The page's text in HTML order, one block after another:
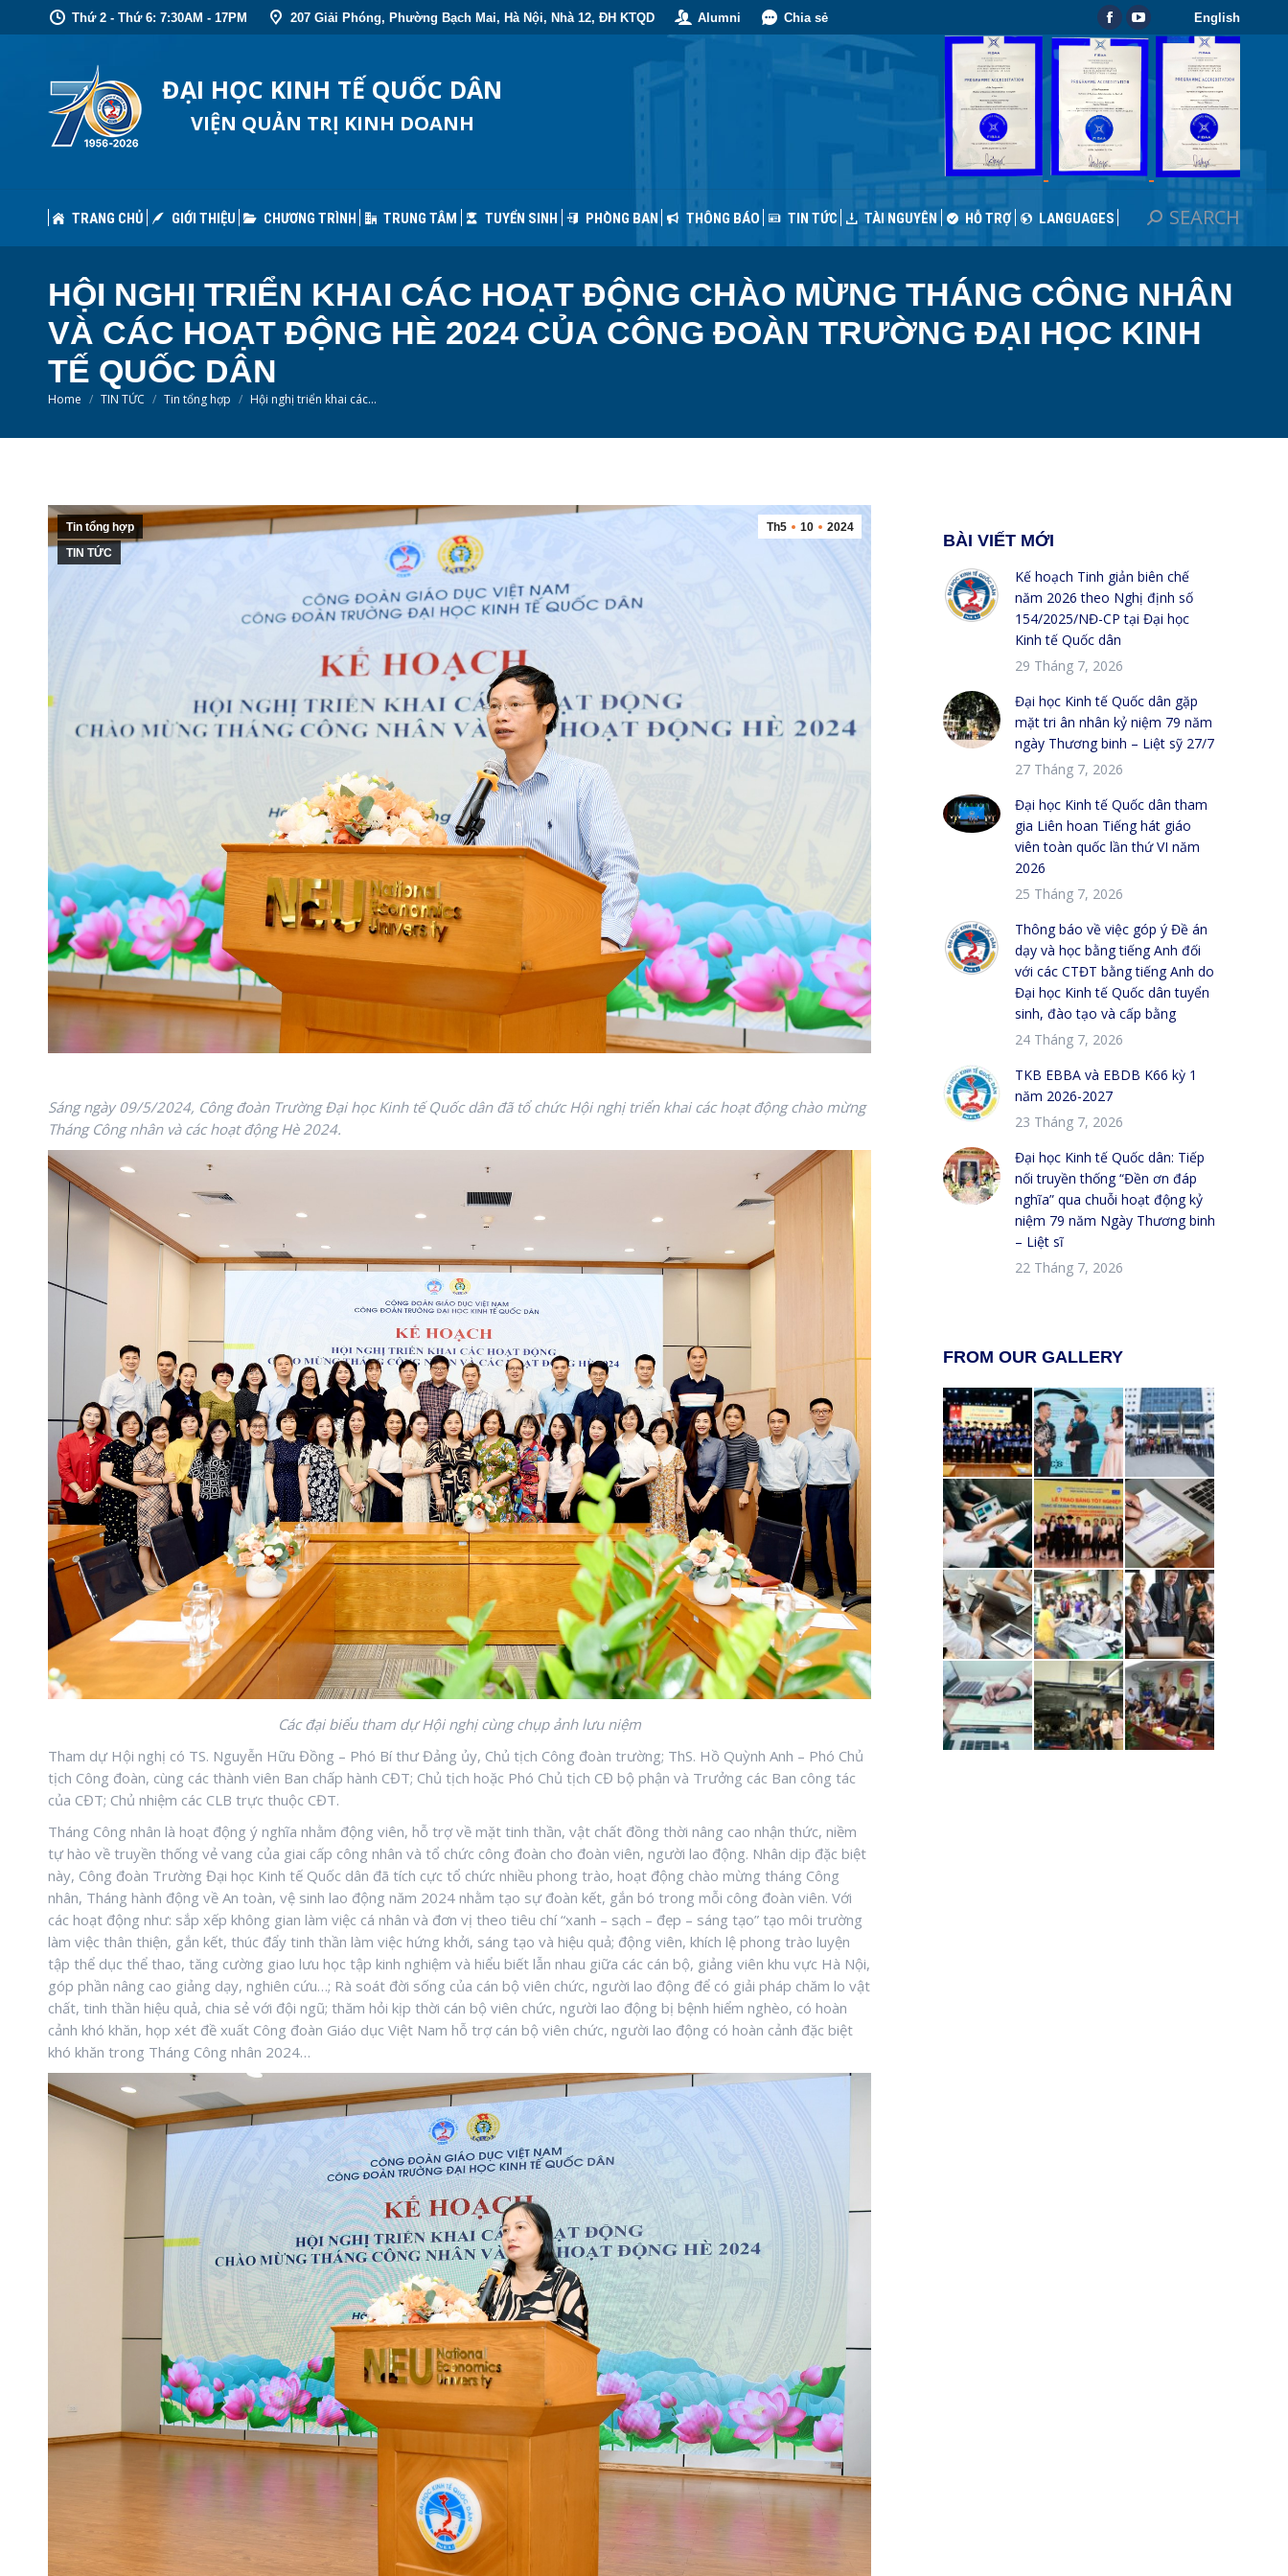
Thứ 2 - Thứ 6: 7:30AM - 17PM 207 Giải Phóng, Phường Bạch Mai, Hà Nội, Nhà 12, ĐH KTQD Alumni Chia sẻ
Facebook
page
opens
in
new
window
YouTube
page
opens
in
new
window
English
ĐẠI HỌC KINH TẾ QUỐC DÂN
VIỆN QUẢN TRỊ KINH DOANH
TRANG CHỦ GIỚI THIỆU CHƯƠNG TRÌNH TRUNG TÂM TUYỂN SINH PHÒNG BAN THÔNG BÁO TIN TỨC TÀI NGUYÊN HỖ TRỢ LANGUAGES Search:SEARCH
HỘI NGHỊ TRIỂN KHAI CÁC HOẠT ĐỘNG CHÀO MỪNG THÁNG CÔNG NHÂN
VÀ CÁC HOẠT ĐỘNG HÈ 2024 CỦA CÔNG ĐOÀN TRƯỜNG ĐẠI HỌC KINH
TẾ QUỐC DÂN
You are here:
Home TIN TỨC Tin tổng hợp Hội nghị triển khai các…
Th5 10 2024
Tin tổng hợp
TIN TỨC
Sáng ngày 09/5/2024, Công đoàn Trường Đại học Kinh tế Quốc dân đã tổ chức Hội nghị triển khai các hoạt động chào mừng
Tháng Công nhân và các hoạt động Hè 2024.
Các đại biểu tham dự Hội nghị cùng chụp ảnh lưu niệm
Tham dự Hội nghị có TS. Nguyễn Hữu Đồng – Phó Bí thư Đảng ủy, Chủ tịch Công đoàn trường; ThS. Hồ Quỳnh Anh – Phó Chủ
tịch Công đoàn, cùng các thành viên Ban chấp hành CĐT; Chủ tịch hoặc Phó Chủ tịch CĐ bộ phận và Trưởng các Ban công tác
của CĐT; Chủ nhiệm các CLB trực thuộc CĐT.
Tháng Công nhân là hoạt động ý nghĩa nhằm động viên, hỗ trợ về mặt tinh thần, vật chất đồng thời nâng cao nhận thức, niềm
tự hào về truyền thống vẻ vang của giai cấp công nhân và tổ chức công đoàn cho đoàn viên, người lao động. Nhân dịp đặc biệt
này, Công đoàn Trường Đại học Kinh tế Quốc dân đã tích cực tổ chức nhiều phong trào, hoạt động chào mừng tháng Công
nhân, Tháng hành động về An toàn, vệ sinh lao động năm 2024 nhằm tạo sự đoàn kết, gắn bó trong mỗi công đoàn viên. Với
các hoạt động như: sắp xếp không gian làm việc cá nhân và đơn vị theo tiêu chí “xanh – sạch – đẹp – sáng tạo” tạo môi trường
làm việc thân thiện, gắn kết, thúc đẩy tinh thần làm việc hứng khởi, sáng tạo và hiệu quả; động viên, khích lệ phong trào luyện
tập thể dục thể thao, tăng cường giao lưu học tập kinh nghiệm và hiểu biết lẫn nhau giữa các cán bộ, giảng viên khu vực Hà Nội,
góp phần nâng cao giảng dạy, nghiên cứu…; Rà soát đời sống của cán bộ viên chức, người lao động để có giải pháp chăm lo vật
chất, tinh thần hiệu quả, chia sẻ với đội ngũ; thăm hỏi kịp thời cán bộ viên chức, người lao động bị bệnh hiểm nghèo, có hoàn
cảnh khó khăn, họp xét đề xuất Công đoàn Giáo dục Việt Nam hỗ trợ cán bộ viên chức, người lao động có hoàn cảnh đặc biệt
khó khăn trong Tháng Công nhân 2024…
BÀI VIẾT MỚI
Kế hoạch Tinh giản biên chế
năm 2026 theo Nghị định số
154/2025/NĐ-CP tại Đại học
Kinh tế Quốc dân
29 Tháng 7, 2026
Đại học Kinh tế Quốc dân gặp
mặt tri ân nhân kỷ niệm 79 năm
ngày Thương binh – Liệt sỹ 27/7
27 Tháng 7, 2026
Đại học Kinh tế Quốc dân tham
gia Liên hoan Tiếng hát giáo
viên toàn quốc lần thứ VI năm
2026
25 Tháng 7, 2026
Thông báo về việc góp ý Đề án
dạy và học bằng tiếng Anh đối
với các CTĐT bằng tiếng Anh do
Đại học Kinh tế Quốc dân tuyển
sinh, đào tạo và cấp bằng
24 Tháng 7, 2026
TKB EBBA và EBDB K66 kỳ 1
năm 2026-2027
23 Tháng 7, 2026
Đại học Kinh tế Quốc dân: Tiếp
nối truyền thống “Đền ơn đáp
nghĩa” qua chuỗi hoạt động kỷ
niệm 79 năm Ngày Thương binh
– Liệt sĩ
22 Tháng 7, 2026
FROM OUR GALLERY
CHƯƠNG TRÌNH TRUNG TÂM TUYỂN SINH PHÒNG BAN THÔNG BÁO LANGUAGES Search:
SEARCH